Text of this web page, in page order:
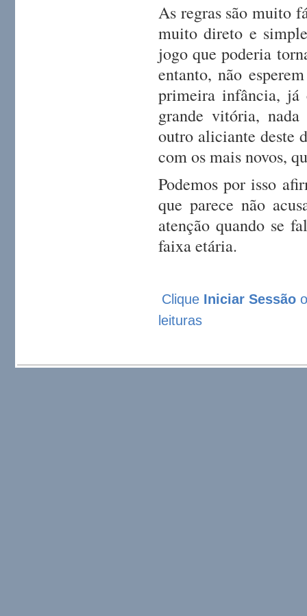
As regras são muito
muito direto e
jogo que poderia
entanto, não
primeira infância, já
grande vitória, nada
outro aliciante deste
com os mais novos,
Podemos por isso
que parece não
atenção quando se
faixa etária.
Clique Iniciar Sessão
leituras